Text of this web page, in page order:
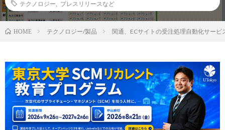
テクノロジー
プレスリリースなど
HOME テクノロジー/製品 関通、ECサイトの受注処理自動化サービ